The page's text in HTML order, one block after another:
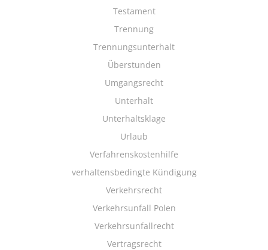
Testament
Trennung
Trennungsunterhalt
Überstunden
Umgangsrecht
Unterhalt
Unterhaltsklage
Urlaub
Verfahrenskostenhilfe
verhaltensbedingte Kündigung
Verkehrsrecht
Verkehrsunfall Polen
Verkehrsunfallrecht
Vertragsrecht